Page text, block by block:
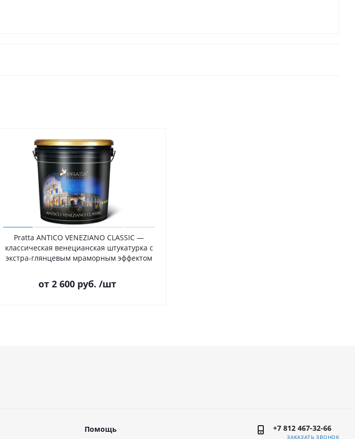
Pratta ANTICO VENEZIANO CLASSIC —
классическая венецианская штукатурка с
экстра-глянцевым мраморным эффектом
от 2 600 руб. /шт
Помощь +7 812 467-32-66
ЗАКАЗАТЬ ЗВОНОК